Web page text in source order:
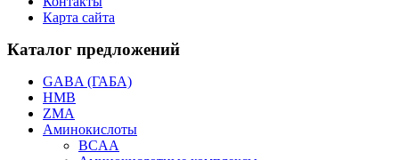
Карта сайта
Каталог предложений
GABA (ГАБА)
HMB
ZMA
Аминокислоты
BCAA